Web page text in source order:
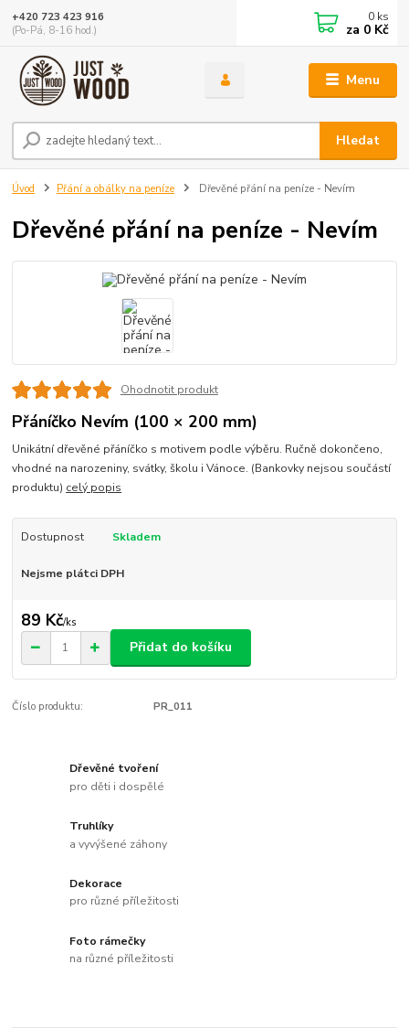
Menu
Hledat
+420 723 423 916
(Po-Pá, 8-16 hod.)
0 ks
za 0 Kč
Úvod Přání a obálky na peníze Dřevěné přání na peníze - Nevím
Dřevěné přání na peníze - Nevím
Ohodnotit produkt
Přáníčko Nevím (100 × 200 mm)
Unikátní dřevěné přáníčko s motivem podle výběru. Ručně dokončeno,
vhodné na narozeniny, svátky, školu i Vánoce. (Bankovky nejsou součástí
produktu) celý popis
Dostupnost Skladem
Nejsme plátci DPH
89 Kč/ks
Přidat do košíku
Číslo produktu: PR_011
Dřevěné tvoření
pro děti i dospělé
Truhlíky
a vyvýšené záhony
Dekorace
pro různé příležitosti
Foto rámečky
na různé příležitosti